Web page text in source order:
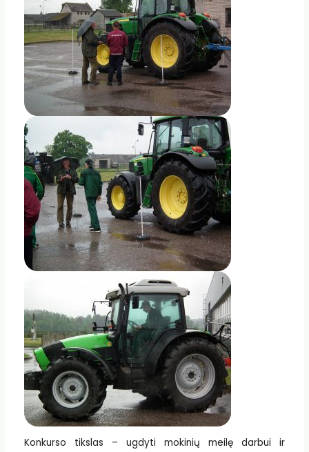
Konkurso tikslas – ugdyti mokinių meilę darbui ir